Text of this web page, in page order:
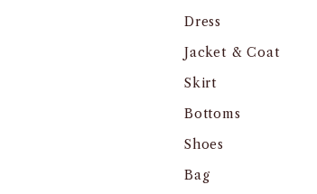
Dress
Jacket & Coat
Skirt
Bottoms
Shoes
Bag